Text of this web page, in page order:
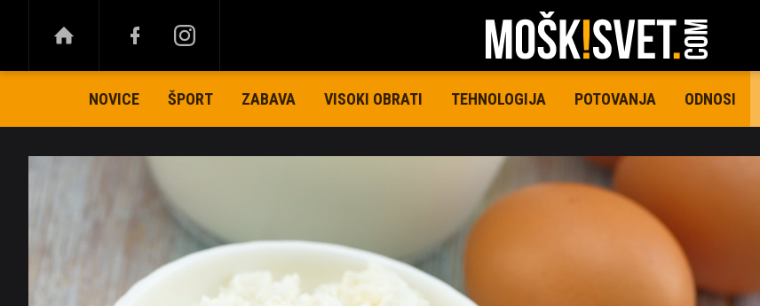
NOVICE ŠPORT ZABAVA VISOKI OBRATI TEHNOLOGIJA POTOVANJA ODNOSI